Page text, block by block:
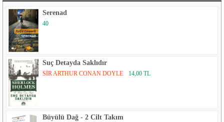
Serenad
40
Suç Detayda Saklıdır
SİR ARTHUR CONAN DOYLE 14,00 TL
Büyülü Dağ - 2 Cilt Takım